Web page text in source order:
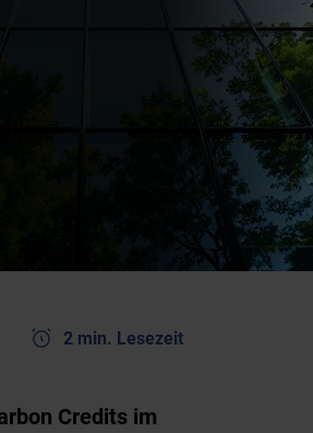
2 min. Lesezeit
Credits im